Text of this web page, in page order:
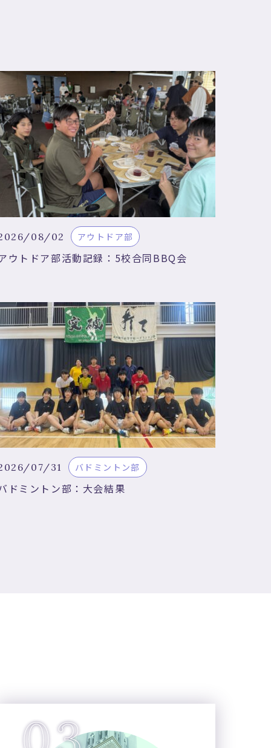
08/02 アウトドア部
ウトドア部活動記録：5校合同BBQ会
07/31 バドミントン部
ドミントン部：大会結果